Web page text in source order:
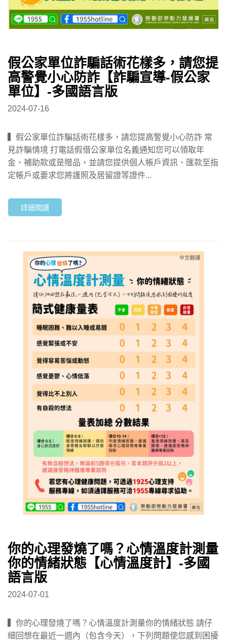
假公家單位詐騙話術花樣多，請您提
高警覺小心防詐【詐騙宣導-假公家
單位】-多國語言版
2024-07-16
▍假公家單位詐騙話術花樣多，請您提高警覺小心防詐 常
見詐騙情境 打電話假借公家單位名義通知您可以領取年
金、補助款或是贈品，並請您提供個人帳戶資訊、匯款至指
定帳戶或要求您將護照及居留證等證件...
詳細閱讀
你的心理發燒了嗎？心情溫度計測量
你的情緒狀態【心情溫度計】-多國
語言版
2024-07-01
▍你的心理發燒了嗎？心情溫度計測量你的情緒狀態 請仔
細回想在最近一週內（包含今天），下列問題使您感到困擾